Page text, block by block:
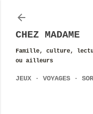
CHEZ MADAME
Famille, culture,
ou ailleurs
JEUX VOYAGES